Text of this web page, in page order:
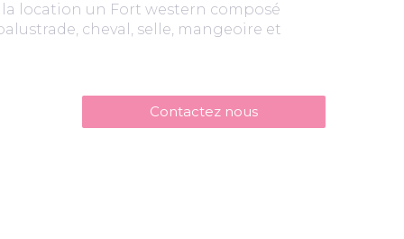
la location un Fort western composé
cheval, selle, mangeoire et
Contactez nous